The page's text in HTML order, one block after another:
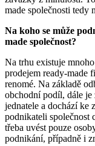
made společnosti tedy
Na koho se může
made společnost?
Na trhu existuje mnoho
prodejem ready-made
renomé. Na základě
obchodní podíl, dále
jednatele a dochází ke
podnikateli společnost
třeba uvést pouze
podnikání, případně i